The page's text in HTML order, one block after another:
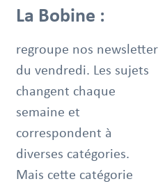
La Bobine :
regroupe nos newsletter
du vendredi. Les sujets
changent chaque
semaine et
correspondent à
diverses catégories.
Mais cette catégorie